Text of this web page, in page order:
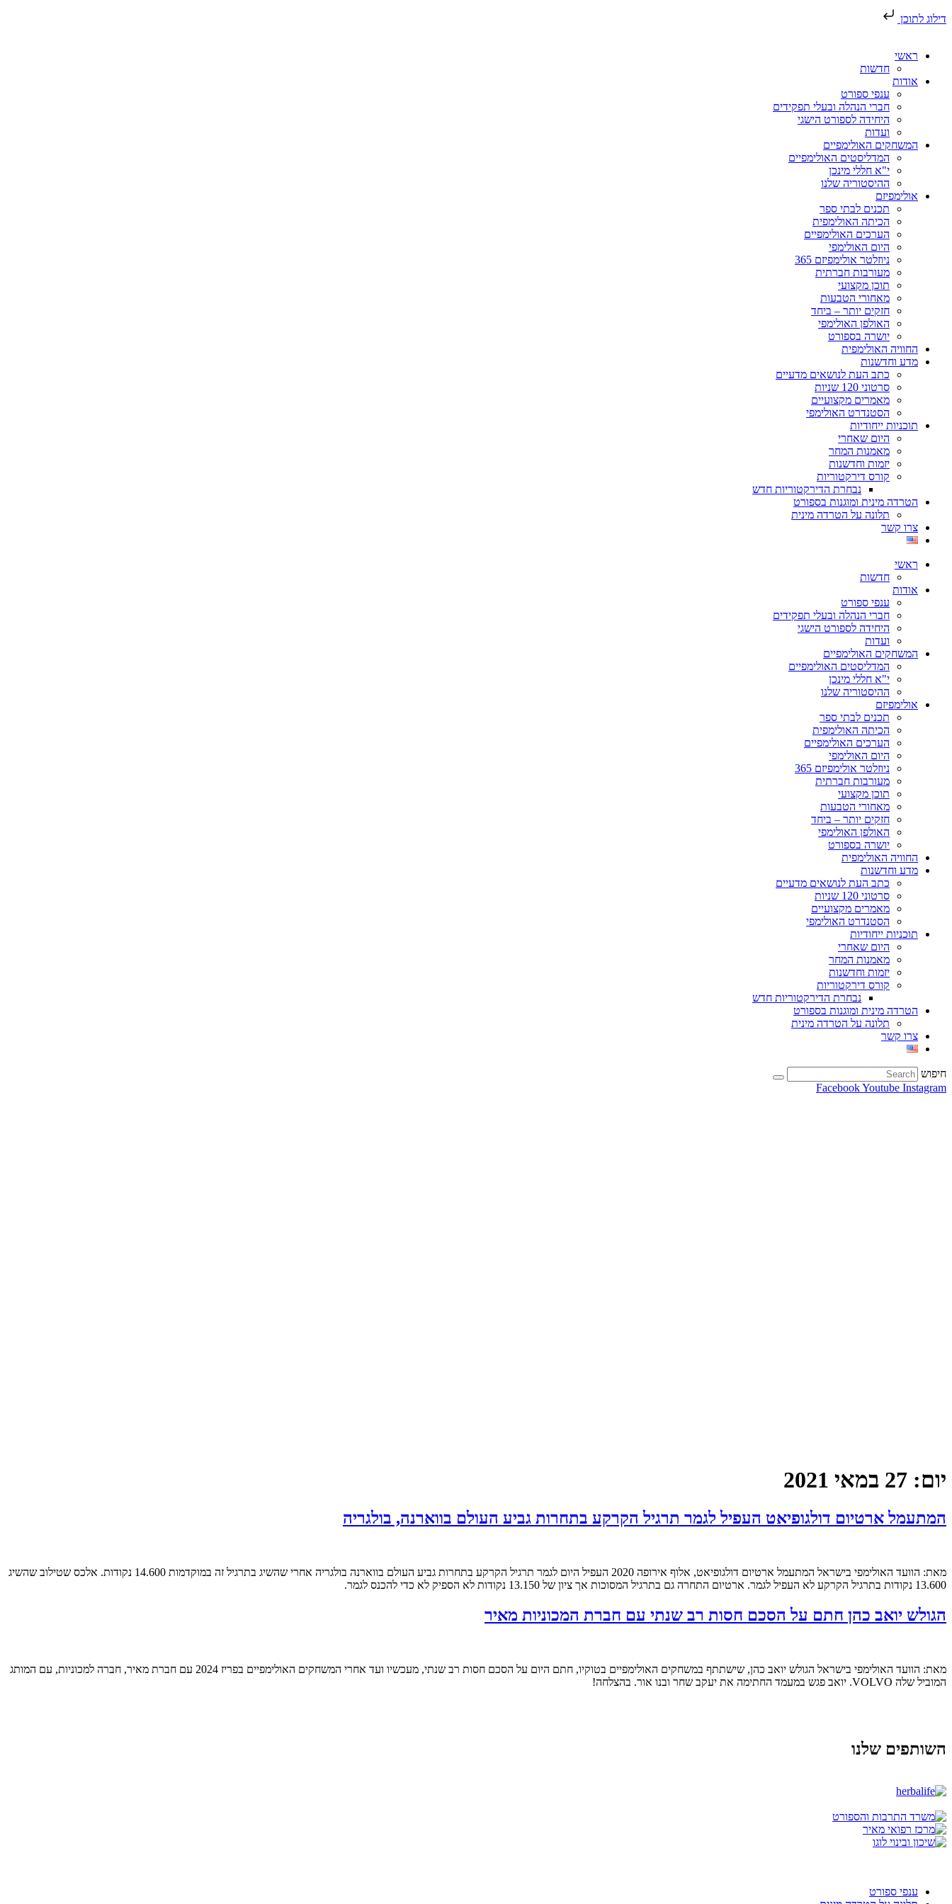
דילוג לתוכן
ראשי
חדשות
אודות
ענפי ספורט
חברי הנהלה ובעלי תפקידים
היחידה לספורט הישגי
ועדות
המשחקים האולימפיים
המדליסטים האולימפיים
י"א חללי מינכן
ההיסטוריה שלנו
אולימפיזם
תכנים לבתי ספר
הכיתה האולימפית
הערכים האולימפיים
היום האולימפי
ניוזלטר אולימפיזם 365
מעורבות חברתית
תוכן מקצועי
מאחורי הטבעות
חזקים יותר – ביחד
האולפן האולימפי
יושרה בספורט
החוויה האולימפית
מדע וחדשנות
כתב העת לנושאים מדעיים
סרטוני 120 שניות
מאמרים מקצועיים
הסטנדרט האולימפי
תוכניות ייחודיות
היום שאחרי
מאמנות המחר
יזמות וחדשנות
קורס דירקטוריות
נבחרת הדירקטוריות חדש
הטרדה מינית ומוגנות בספורט
תלונה על הטרדה מינית
צרו קשר
ראשי
חדשות
אודות
ענפי ספורט
חברי הנהלה ובעלי תפקידים
היחידה לספורט הישגי
ועדות
המשחקים האולימפיים
המדליסטים האולימפיים
י"א חללי מינכן
ההיסטוריה שלנו
אולימפיזם
תכנים לבתי ספר
הכיתה האולימפית
הערכים האולימפיים
היום האולימפי
ניוזלטר אולימפיזם 365
מעורבות חברתית
תוכן מקצועי
מאחורי הטבעות
חזקים יותר – ביחד
האולפן האולימפי
יושרה בספורט
החוויה האולימפית
מדע וחדשנות
כתב העת לנושאים מדעיים
סרטוני 120 שניות
מאמרים מקצועיים
הסטנדרט האולימפי
תוכניות ייחודיות
היום שאחרי
מאמנות המחר
יזמות וחדשנות
קורס דירקטוריות
נבחרת הדירקטוריות חדש
הטרדה מינית ומוגנות בספורט
תלונה על הטרדה מינית
צרו קשר
חיפוש
FacebookYoutube Instagram
יום: 27 במאי 2021
המתעמל ארטיום דולגופיאט העפיל לגמר תרגיל הקרקע בתחרות גביע העולם בווארנה, בולגריה
מאת: הוועד האולימפי בישראל המתעמל ארטיום דולגופיאט, אלוף אירופה 2020 העפיל היום לגמר תרגיל הקרקע בתחרות גביע העולם בווארנה בולגריה אחרי שהשיג בתרגיל זה במוקדמות 14.600 נקודות. אלכס שטילוב שהשיג
13.600 נקודות בתרגיל הקרקע לא העפיל לגמר. ארטיום התחרה גם בתרגיל המסוכות אך ציון של 13.150 נקודות לא הספיק לא כדי להכנס לגמר.
הגולש יואב כהן חתם על הסכם חסות רב שנתי עם חברת המכוניות מאיר
מאת: הוועד האולימפי בישראל הגולש יואב כהן, שישתתף במשחקים האולימפיים בטוקיו, חתם היום על הסכם חסות רב שנתי, מעכשיו ועד אחרי המשחקים האולימפיים בפריז 2024 עם חברת מאיר, חברה למכוניות, עם המותג
המוביל שלה VOLVO. יואב פגש במעמד החתימה את יעקב שחר ובנו אור. בהצלחה!
השותפים שלנו
ענפי ספורט